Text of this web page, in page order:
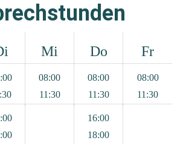
Mi Do Fr
08:00
11:30
08:00
11:30
08:00
11:30
16:00
18:00